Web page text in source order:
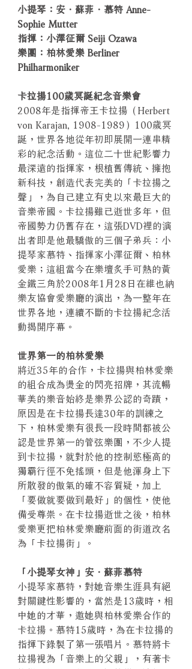
小提琴：安．蘇菲．慕特 Anne-
Sophie Mutter
指揮：小澤征爾 Seiji Ozawa
樂團：柏林愛樂 Berliner
Philharmoniker
卡拉揚100歲冥誕紀念音樂會
2008年是指揮帝王卡拉揚（Herbert
von Karajan, 1908-1989）100歲冥
誕，世界各地從年初即展開一連串精
彩的紀念活動。這位二十世紀影響力
最深遠的指揮家，根植舊傳統、擁抱
新科技，創造代表完美的「卡拉揚之
聲」，為自己建立有史以來最巨大的
音樂帝國。卡拉揚雖已逝世多年，但
帝國勢力仍舊存在，這張DVD裡的演
出者即是他最驕傲的三個子弟兵：小
提琴家慕特、指揮家小澤征爾、柏林
愛樂；這組當今在樂壇炙手可熱的黃
金鐵三角於2008年1月28日在維也納
樂友協會愛樂廳的演出，為一整年在
世界各地，連續不斷的卡拉揚紀念活
動揭開序幕。
世界第一的柏林愛樂
將近35年的合作，卡拉揚與柏林愛樂
的組合成為燙金的閃亮招牌，其流暢
華美的樂音始終是樂界公認的奇蹟，
原因是在卡拉揚長達30年的訓練之
下，柏林愛樂有很長一段時間都被公
認是世界第一的管弦樂團，不少人提
到卡拉揚，就對於他的控制慾極高的
獨霸行徑不免搖頭，但是他渾身上下
所散發的傲氣的確不容質疑，加上
「要做就要做到最好」的個性，使他
備受尊崇。在卡拉揚逝世之後，柏林
愛樂更把柏林愛樂廳前面的街道改名
為「卡拉揚街」。
「小提琴女神」安．蘇菲慕特
小提琴家慕特，對她音樂生涯具有絕
對關鍵性影響的，當然是13歲時，相
中她的才華，邀她與柏林愛樂合作的
卡拉揚。慕特15歲時，為在卡拉揚的
指揮下錄製了第一張唱片。慕特將卡
拉揚視為「音樂上的父親」，有著卡